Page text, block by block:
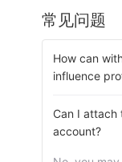
常见问题
How can
influence
Can I attach
account?